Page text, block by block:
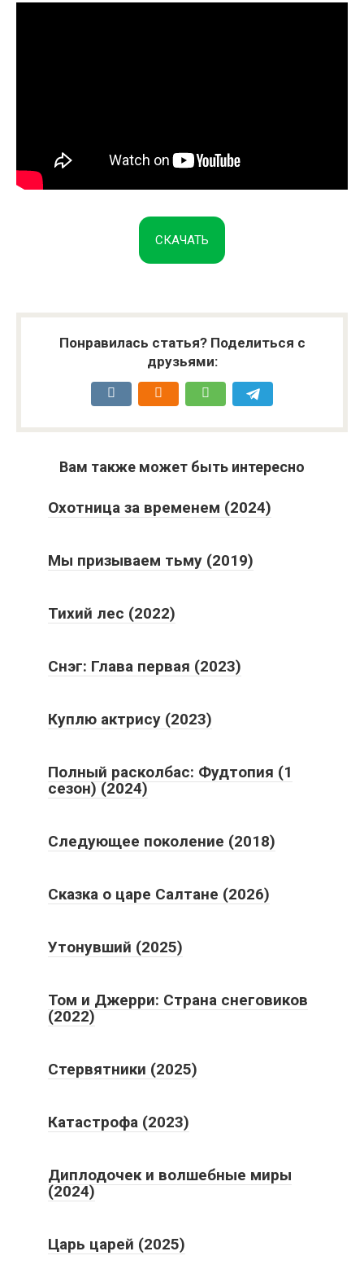
СКАЧАТЬ
Понравилась статья? Поделиться с
друзьями:
Вам также может быть интересно
Охотница за временем (2024)
Мы призываем тьму (2019)
Тихий лес (2022)
Снэг: Глава первая (2023)
Куплю актрису (2023)
Полный расколбас: Фудтопия (1
сезон) (2024)
Следующее поколение (2018)
Сказка о царе Салтане (2026)
Утонувший (2025)
Том и Джерри: Страна снеговиков
(2022)
Стервятники (2025)
Катастрофа (2023)
Диплодочек и волшебные миры
(2024)
Царь царей (2025)